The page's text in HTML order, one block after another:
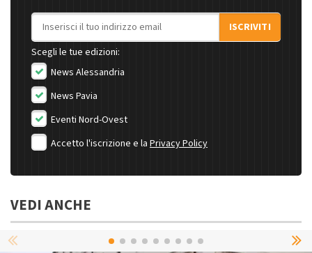
Indirizzo email
ISCRIVITI
Scegli le tue edizioni:
News Alessandria
News Pavia
Eventi Nord-Ovest
Accetto l'iscrizione e la Privacy Policy
VEDI ANCHE